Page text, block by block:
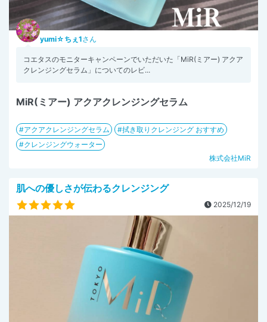
yumi☆ちぇ1さん
コエタスのモニターキャンペーンでいただいた「MiR(ミアー) アクア
クレンジングセラム」についてのレビ...
MiR(ミアー) アクアクレンジングセラム
アクアクレンジングセラム
拭き取りクレンジング おすすめ
クレンジングウォーター
株式会社MiR
肌への優しさが伝わるクレンジング
2025/12/19